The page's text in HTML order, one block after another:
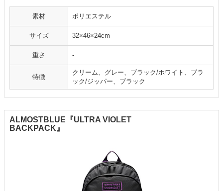
素材 ポリエステル
サイズ 32×46×24cm
重さ -
特徴
クリーム、グレー、ブラック/ホワイト、ブラ
ック/ジッパー、ブラック
ALMOSTBLUE『ULTRA VIOLET
BACKPACK』